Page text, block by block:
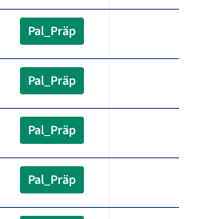
Pal_Präp
Pal_Präp
Pal_Präp
Pal_Präp